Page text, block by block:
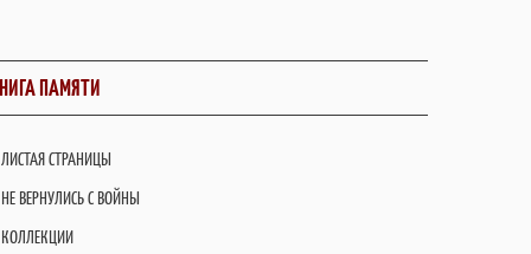
ПАМЯТИ
ЛИСТАЯ СТРАНИЦЫ
НЕ ВЕРНУЛИСЬ С ВОЙНЫ
КОЛЛЕКЦИИ